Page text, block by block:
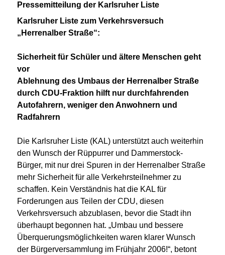
Pressemitteilung der Karlsruher Liste
Karlsruher Liste zum Verkehrsversuch
„Herrenalber Straße“:
Sicherheit für Schüler und ältere Menschen geht
vor
Ablehnung des Umbaus der Herrenalber Straße
durch CDU-Fraktion hilft nur durchfahrenden
Autofahrern, weniger den Anwohnern und
Radfahrern
Die Karlsruher Liste (KAL) unterstützt auch weiterhin
den Wunsch der Rüppurrer und Dammerstock-
Bürger, mit nur drei Spuren in der Herrenalber Straße
mehr Sicherheit für alle Verkehrsteilnehmer zu
schaffen. Kein Verständnis hat die KAL für
Forderungen aus Teilen der CDU, diesen
Verkehrsversuch abzublasen, bevor die Stadt ihn
überhaupt begonnen hat. „Umbau und bessere
Überquerungsmöglichkeiten waren klarer Wunsch
der Bürgerversammlung im Frühjahr 2006!“, betont